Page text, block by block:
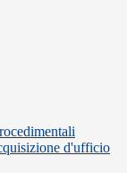
d'ufficio